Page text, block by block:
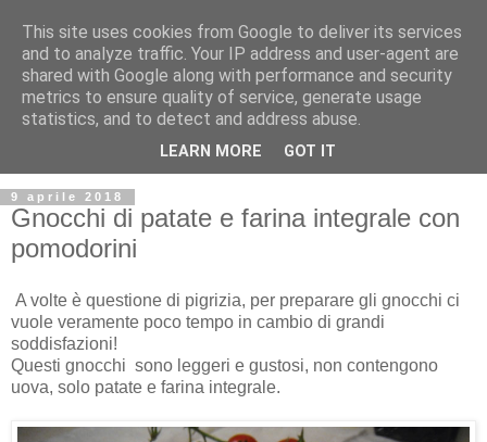
9 aprile 2018
Gnocchi di patate e farina integrale con
pomodorini
A volte è questione di pigrizia, per preparare gli gnocchi ci
vuole veramente poco tempo in cambio di grandi
soddisfazioni!
Questi gnocchi sono leggeri e gustosi, non contengono
uova, solo patate e farina integrale.
This site uses cookies from Google to deliver its services
and to analyze traffic. Your IP address and user-agent are
shared with Google along with performance and security
metrics to ensure quality of service, generate usage
statistics, and to detect and address abuse.
LEARN MORE GOT IT